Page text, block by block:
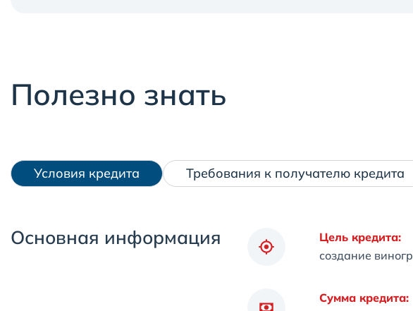
Полезно знать
Условия кредита Требования к получателю кредита
Основная информация
Цель кредита:
создание
Сумма кредита: